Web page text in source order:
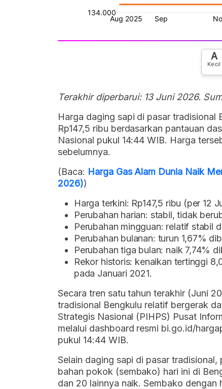
A
Kecil
Terakhir diperbarui: 13 Juni 2026.
Harga daging sapi di pasar tradisional
Rp147,5 ribu berdasarkan pantauan
Nasional pukul 14:44 WIB. Harga
sebelumnya.
(Baca: Harga Gas Alam Dunia Naik
2026))
Harga terkini: Rp147,5 ribu (per 12
Perubahan harian: stabil, tidak
Perubahan mingguan: relatif stabil
Perubahan bulanan: turun 1,67%
Perubahan tiga bulan: naik 7,74%
Rekor historis: kenaikan tertinggi
pada Januari 2021.
Secara tren satu tahun terakhir (Juni
tradisional Bengkulu relatif bergerak
Strategis Nasional (PIHPS) Pusat
melalui dashboard resmi bi.go.id/
pukul 14:44 WIB.
Selain daging sapi di pasar tradisional,
bahan pokok (sembako) hari ini di
dan 20 lainnya naik. Sembako dengan